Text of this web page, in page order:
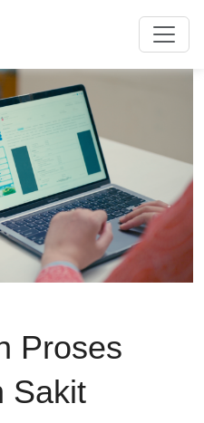
Proses
Sakit